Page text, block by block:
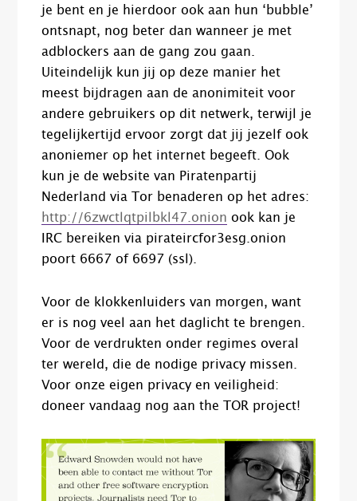
je bent en je hierdoor ook aan hun ‘bubble’
ontsnapt, nog beter dan wanneer je met
adblockers aan de gang zou gaan.
Uiteindelijk kun jij op deze manier het
meest bijdragen aan de anonimiteit voor
andere gebruikers op dit netwerk, terwijl je
tegelijkertijd ervoor zorgt dat jij jezelf ook
anoniemer op het internet begeeft. Ook
kun je de website van Piratenpartij
Nederland via Tor benaderen op het adres:
http://6zwctlqtpilbkl47.onion ook kan je
IRC bereiken via pirateircfor3esg.onion
poort 6667 of 6697 (ssl).
Voor de klokkenluiders van morgen, want
er is nog veel aan het daglicht te brengen.
Voor de verdrukten onder regimes overal
ter wereld, die de nodige privacy missen.
Voor onze eigen privacy en veiligheid:
doneer vandaag nog aan the TOR project!